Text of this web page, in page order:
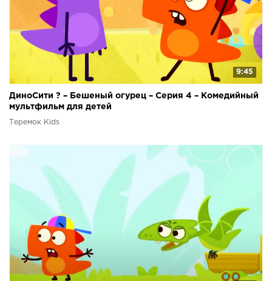
9:45
ДиноСити ? – Бешеный огурец – Серия 4 – Комедийный
мультфильм для детей
Теремок Kids